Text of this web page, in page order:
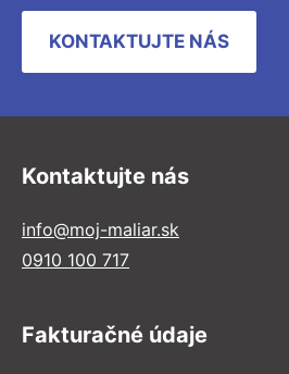
KONTAKTUJTE NÁS
Kontaktujte nás
info@moj-maliar.sk
0910 100 717
Fakturačné údaje